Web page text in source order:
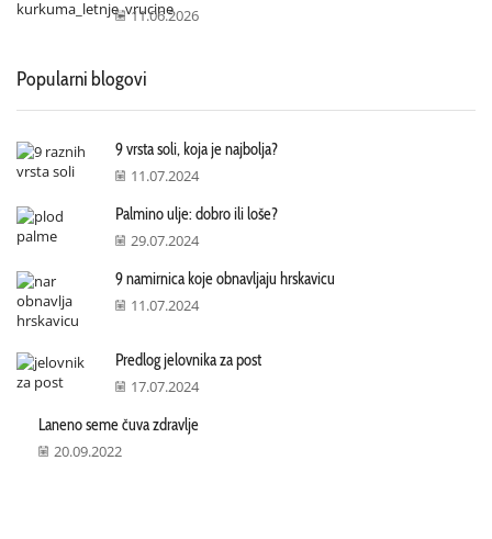
11.06.2026
Popularni blogovi
9 vrsta soli, koja je najbolja?
11.07.2024
Palmino ulje: dobro ili loše?
29.07.2024
9 namirnica koje obnavljaju hrskavicu
11.07.2024
Predlog jelovnika za post
17.07.2024
Laneno seme čuva zdravlje
20.09.2022